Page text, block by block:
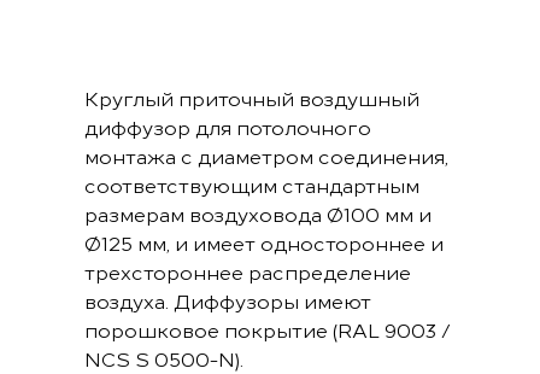
Круглый приточный воздушный
диффузор для потолочного
монтажа с диаметром соединения,
соответствующим стандартным
размерам воздуховода Ø100 мм и
Ø125 мм, и имеет одностороннее и
трехстороннее распределение
воздуха. Диффузоры имеют
порошковое покрытие (RAL 9003 /
NCS S 0500-N).